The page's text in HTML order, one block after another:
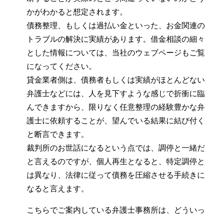
かがわかると想定されます。
債務整理、もしくは過払い金といった、お金関連の
トラブルの解決に実績があります。借金相談の細々
とした情報については、当社のウェブページもご覧
になってください。
貸金業者側は、債務者もしくは実績がほとんどない
弁護士などには、人を見下すような感じで折衝に臨
んできますから、限りなく任意整理の経験豊かな弁
護士に依頼することが、望んでいる結果に結び付く
と断言できます。
裁判所のお世話になるという点では、調停と一緒だ
と言えるのですが、個人再生となると、特定調停と
は異なり、法律に従って債務を圧縮させる手続きに
なると言えます。
こちらでご案内している弁護士事務所は、どういっ